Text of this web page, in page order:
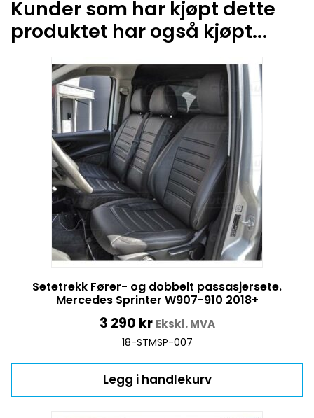
Kunder som har kjøpt dette
produktet har også kjøpt...
Setetrekk Fører- og dobbelt passasjersete.
Mercedes Sprinter W907-910 2018+
3 290 kr Ekskl. MVA
18-STMSP-007
Legg i handlekurv